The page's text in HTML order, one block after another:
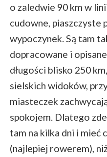
o zaledwie 90 km w
cudowne, piaszczyste
wypoczynek. Są tam
dopracowane i
długości blisko 250
sielskich widoków,
miasteczek
spokojem. Dlatego
tam na kilka dni i mieć
(najlepiej rowerem),